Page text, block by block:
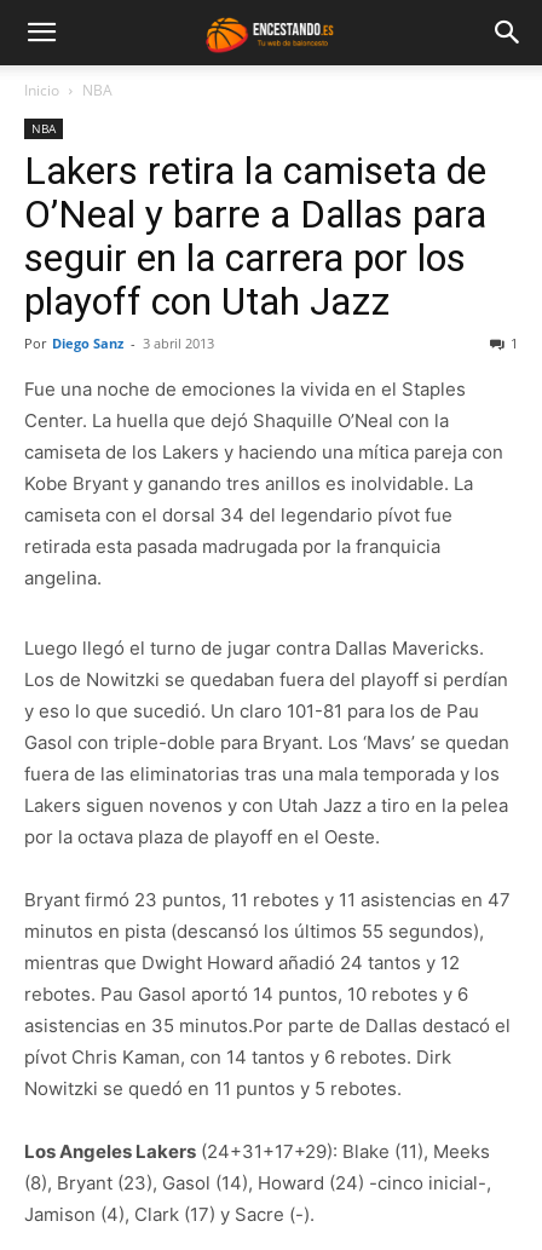
Inicio NBA
NBA
Lakers retira la camiseta de
O’Neal y barre a Dallas para
seguir en la carrera por los
playoff con Utah Jazz
Por Diego Sanz - 3 abril 2013 1
Fue una noche de emociones la vivida en el Staples
Center. La huella que dejó Shaquille O’Neal con la
camiseta de los Lakers y haciendo una mítica pareja con
Kobe Bryant y ganando tres anillos es inolvidable. La
camiseta con el dorsal 34 del legendario pívot fue
retirada esta pasada madrugada por la franquicia
angelina.
Luego llegó el turno de jugar contra Dallas Mavericks.
Los de Nowitzki se quedaban fuera del playoff si perdían
y eso lo que sucedió. Un claro 101-81 para los de Pau
Gasol con triple-doble para Bryant. Los ‘Mavs’ se quedan
fuera de las eliminatorias tras una mala temporada y los
Lakers siguen novenos y con Utah Jazz a tiro en la pelea
por la octava plaza de playoff en el Oeste.
Bryant firmó 23 puntos, 11 rebotes y 11 asistencias en 47
minutos en pista (descansó los últimos 55 segundos),
mientras que Dwight Howard añadió 24 tantos y 12
rebotes. Pau Gasol aportó 14 puntos, 10 rebotes y 6
asistencias en 35 minutos.Por parte de Dallas destacó el
pívot Chris Kaman, con 14 tantos y 6 rebotes. Dirk
Nowitzki se quedó en 11 puntos y 5 rebotes.
Los Angeles Lakers (24+31+17+29): Blake (11), Meeks
(8), Bryant (23), Gasol (14), Howard (24) -cinco inicial-,
Jamison (4), Clark (17) y Sacre (-).